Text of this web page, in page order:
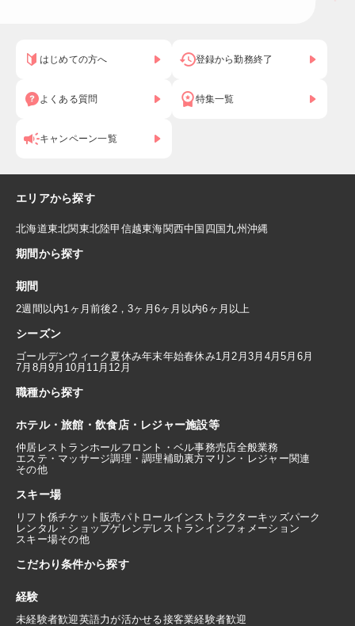
はじめての方へ 登録から勤務終了
よくある質問 特集一覧
キャンペーン一覧
エリアから探す
北海道東北関東北陸甲信越東海関西中国 四国九州沖縄
期間から探す
期間
2週間以内1ヶ月前後 2，3ヶ月 6ヶ月以内6ヶ月以上
シーズン
ゴールデンウィーク 夏休み年末年始春休み1月 2月3月 4月5月 6月
7月 8月9月 10月 11月 12月
職種から探す
ホテル・旅館・飲食店・レジャー施設等
仲居 レストランホールフロント・ベル事務売店全般業務
エステ・マッサージ調理・調理補助裏方マリン・レジャー関連
その他
スキー場
リフト係チケット販売パトロールインストラクターキッズパーク
レンタル・ショップゲレンデレストラン インフォメーション
スキー場その他
こだわり条件から探す
経験
未経験者歓迎英語力が活かせる接客業経験者歓迎